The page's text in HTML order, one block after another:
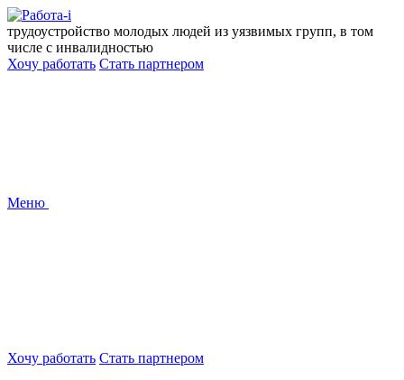
Перейти
к
содержанию
трудоустройство молодых людей из уязвимых групп, в том
числе с инвалидностью
Хочу работать Стать партнером
Меню
Хочу работать Стать партнером